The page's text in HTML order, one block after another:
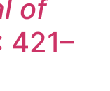
of
421–